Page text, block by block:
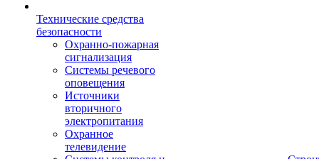
Технические средства
безопасности
Охранно-пожарная
сигнализация
Системы речевого
оповещения
Источники
вторичного
электропитания
Охранное
телевидение